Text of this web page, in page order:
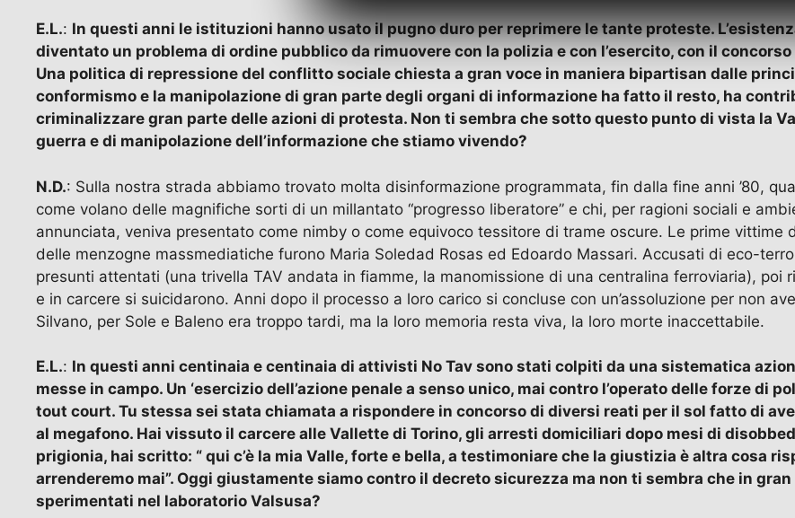
E.L.: In questi anni le istituzioni hanno usato il pugno duro per reprimere le tante proteste.
diventato un problema di ordine pubblico da rimuovere con la polizia e con l’esercito, con il
Una politica di repressione del conflitto sociale chiesta a gran voce in maniera bipartisan dalle
conformismo e la manipolazione di gran parte degli organi di informazione ha fatto il resto, ha
criminalizzare gran parte delle azioni di protesta. Non ti sembra che sotto questo punto di vista la
guerra e di manipolazione dell’informazione che stiamo vivendo?
N.D.: Sulla nostra strada abbiamo trovato molta disinformazione programmata, fin dalla fine anni ’80,
come volano delle magnifiche sorti di un millantato “progresso liberatore” e chi, per ragioni sociali e
annunciata, veniva presentato come nimby o come equivoco tessitore di trame oscure. Le prime
delle menzogne massmediatiche furono Maria Soledad Rosas ed Edoardo Massari. Accusati di eco-
presunti attentati (una trivella TAV andata in fiamme, la manomissione di una centralina ferroviaria), poi
e in carcere si suicidarono. Anni dopo il processo a loro carico si concluse con un’assoluzione per non
Silvano, per Sole e Baleno era troppo tardi, ma la loro memoria resta viva, la loro morte inaccettabile.
E.L.: In questi anni centinaia e centinaia di attivisti No Tav sono stati colpiti da una sistematica
messe in campo. Un ‘esercizio dell’azione penale a senso unico, mai contro l’operato delle forze di
tout court. Tu stessa sei stata chiamata a rispondere in concorso di diversi reati per il sol fatto di
al megafono. Hai vissuto il carcere alle Vallette di Torino, gli arresti domiciliari dopo mesi di
prigionia, hai scritto: “ qui c’è la mia Valle, forte e bella, a testimoniare che la giustizia è altra cosa
arrenderemo mai”. Oggi giustamente siamo contro il decreto sicurezza ma non ti sembra che in
sperimentati nel laboratorio Valsusa?